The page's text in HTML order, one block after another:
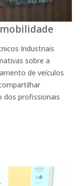
Industriais
sobre a
de veículos
dos profissionais